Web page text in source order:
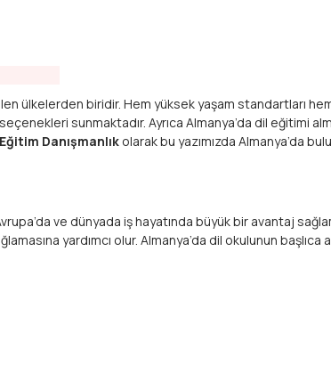
ülkelerden biridir. Hem yüksek yaşam standartları
sunmaktadır. Ayrıca Almanya’da dil eğitimi
Danışmanlık olarak bu yazımızda Almanya’da
ve dünyada iş hayatında büyük bir avantaj
yardımcı olur. Almanya’da dil okulunun başlıca